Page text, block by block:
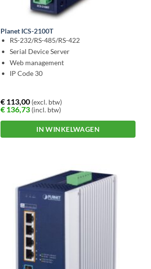
Planet ICS-2100T
RS-232/RS-485/RS-422
Serial Device Server
Web management
IP Code 30
€ 113,00 (excl. btw)
€ 136,73 (incl. btw)
IN WINKELWAGEN